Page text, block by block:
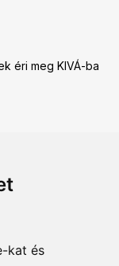
kat és
éri meg KIVÁ-ba